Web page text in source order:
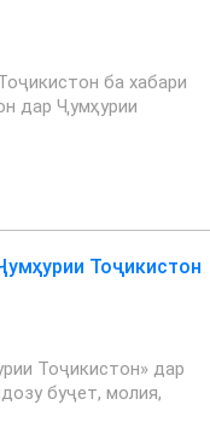
ба хабари
дар Ҷумҳурии
Тоҷикистон
Тоҷикистон» дар
буҷет, молия,